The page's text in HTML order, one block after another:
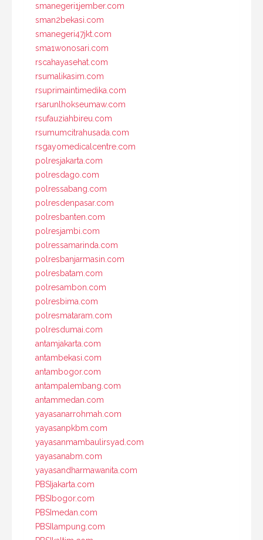
smanegeri1jember.com
sman2bekasi.com
smanegeri47jkt.com
sma1wonosari.com
rscahayasehat.com
rsumalikasim.com
rsuprimaintimedika.com
rsarunlhokseumaw.com
rsufauziahbireu.com
rsumumcitrahusada.com
rsgayomedicalcentre.com
polresjakarta.com
polresdago.com
polressabang.com
polresdenpasar.com
polresbanten.com
polresjambi.com
polressamarinda.com
polresbanjarmasin.com
polresbatam.com
polresambon.com
polresbima.com
polresmataram.com
polresdumai.com
antamjakarta.com
antambekasi.com
antambogor.com
antampalembang.com
antammedan.com
yayasanarrohmah.com
yayasanpkbm.com
yayasanmambaulirsyad.com
yayasanabm.com
yayasandharmawanita.com
PBSIjakarta.com
PBSIbogor.com
PBSImedan.com
PBSIlampung.com